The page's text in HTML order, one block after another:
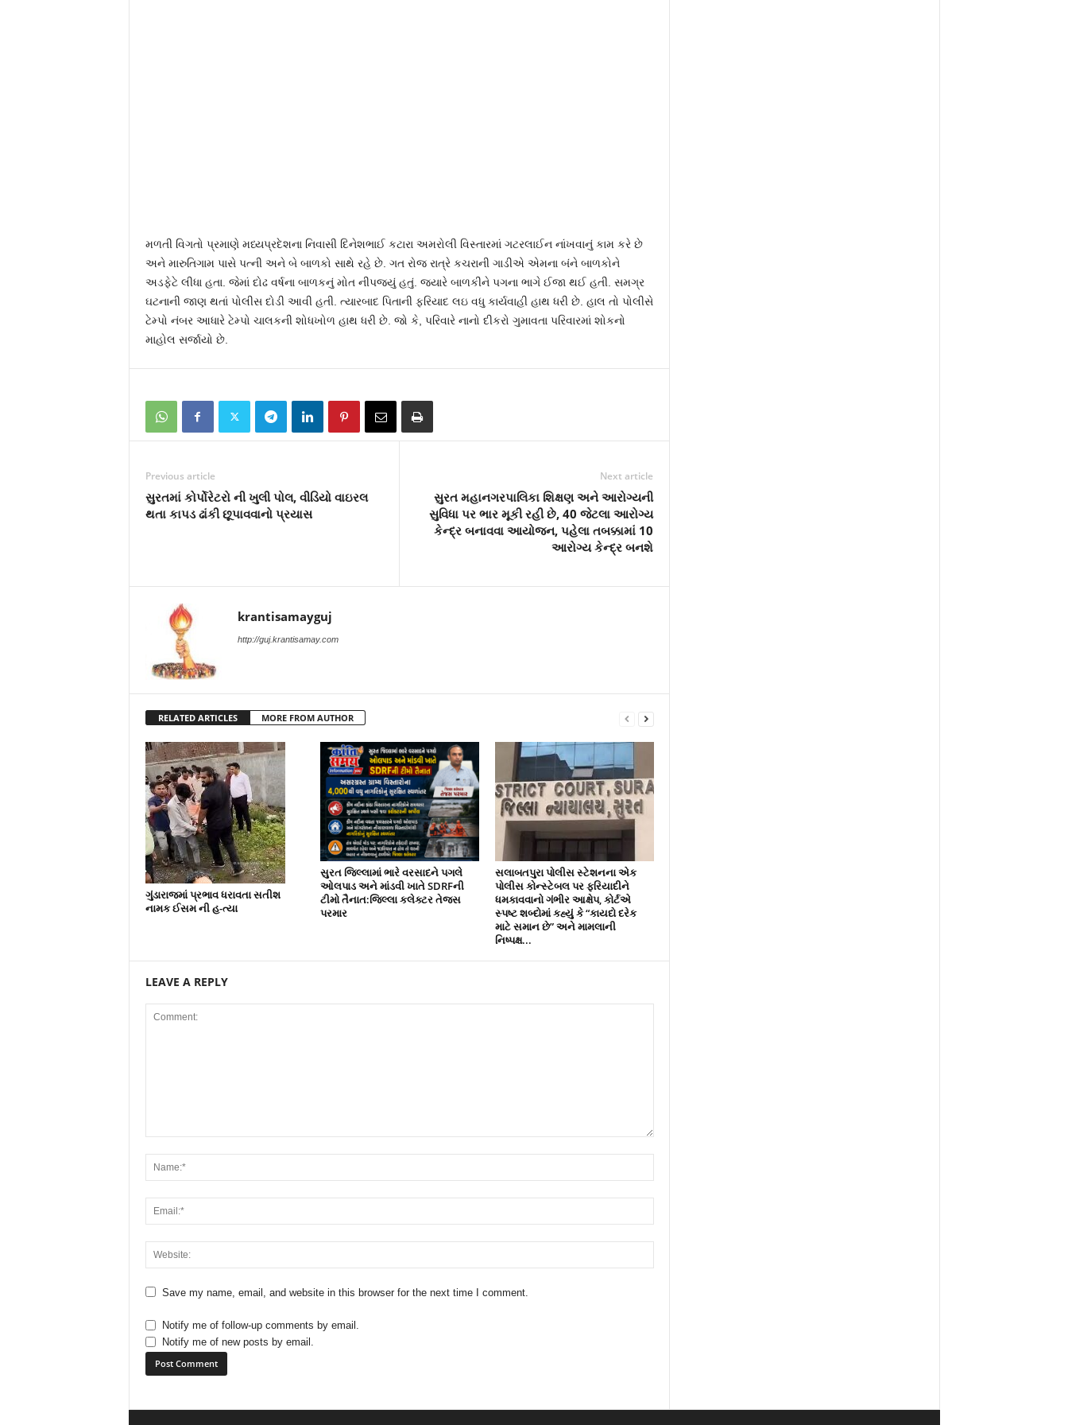
મળતી વિગતો પ્રમાણે મધ્યપ્રદેશના નિવાસી દિનેશભાઈ કટારા અમરોલી વિસ્તારમાં ગટરલાઈન નાંખવાનું કામ કરે છે
અને મારુતિગામ પાસે પત્ની અને બે બાળકો સાથે રહે છે. ગત રોજ રાત્રે કચરાની ગાડીએ એમના બંને બાળકોને
અડફેટે લીધા હતા. જેમાં દોઢ વર્ષના બાળકનું મોત નીપજ્યું હતું. જ્યારે બાળકીને પગના ભાગે ઈજા થઈ હતી. સમગ્ર
ઘટનાની જાણ થતાં પોલીસ દોડી આવી હતી. ત્યારબાદ પિતાની ફરિયાદ લઇ વધુ કાર્યવાહી હાથ ધરી છે. હાલ તો પોલીસે
ટેમ્પો નંબર આધારે ટેમ્પો ચાલકની શોધખોળ હાથ ધરી છે. જો કે, પરિવારે નાનો દીકરો ગુમાવતા પરિવારમાં શોકનો
માહોલ સર્જાયો છે.
Previous article
સુરતમાં કોર્પોરેટરો ની ખુલી પોલ, વીડિયો વાઇરલ
થતા કાપડ ઢાંકી છૂપાવવાનો પ્રયાસ
Next article
સુરત મહાનગરપાલિકા શિક્ષણ અને આરોગ્યની
સુવિધા પર ભાર મૂકી રહી છે, 40 જેટલા આરોગ્ય
કેન્દ્ર બનાવવા આયોજન, પહેલા તબક્કામાં 10
આરોગ્ય કેન્દ્ર બનશે
krantisamayguj
http://guj.krantisamay.com
RELATED ARTICLES MORE FROM AUTHOR
ગુંડારાજમાં પ્રભાવ ધરાવતા સતીશ
નામક ઈસમ ની હ-ત્યા
સુરત જિલ્લામાં ભારે વરસાદને પગલે
ઓલપાડ અને માંડવી ખાતે SDRFની
ટીમો તૈનાત:જિલ્લા કલેક્ટર તેજસ
પરમાર
સલાબતપુરા પોલીસ સ્ટેશનના એક
પોલીસ કોન્સ્ટેબલ પર ફરિયાદીને
ધમકાવવાનો ગંભીર આક્ષેપ, કોર્ટએ
સ્પષ્ટ શબ્દોમાં કહ્યું કે “કાયદો દરેક
માટે સમાન છે” અને મામલાની
નિષ્પક્ષ...
LEAVE A REPLY
Save my name, email, and website in this browser for the next time I comment.
Notify me of follow-up comments by email.
Notify me of new posts by email.